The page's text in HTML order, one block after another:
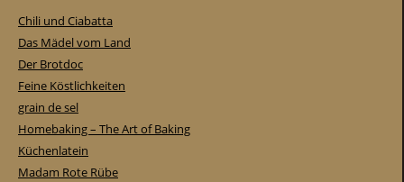
Chili und Ciabatta
Das Mädel vom Land
Der Brotdoc
Feine Köstlichkeiten
grain de sel
Homebaking – The Art of Baking
Küchenlatein
Madam Rote Rübe